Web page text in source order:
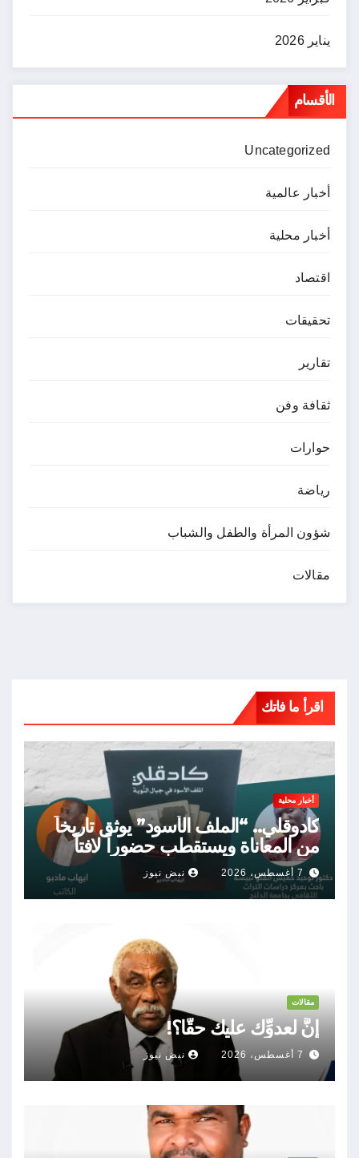
يناير 2026
الأقسام
Uncategorized
أخبار عالمية
أخبار محلية
اقتصاد
تحقيقات
تقارير
ثقافة وفن
حوارات
رياضة
شؤون المرأة والطفل والشباب
مقالات
اقرأ ما فاتك
أخبار محلية
كادوقلي.. “الملف الأسود” يوثق تاريخاً
من المعاناة ويستقطب حضوراً لافتاً
7 أغسطس، 2026 نبض نيوز
مقالات
إنَّ لعدوِّك عليك حقًّا؟!
7 أغسطس، 2026 نبض نيوز